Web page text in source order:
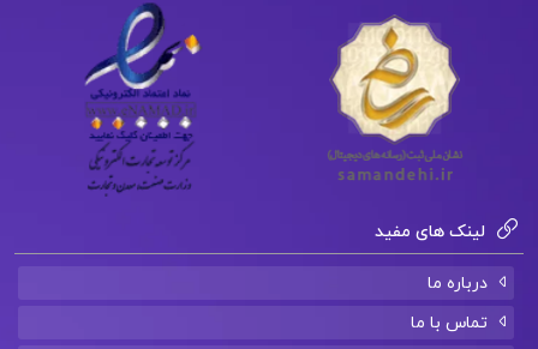
لینک های مفید
درباره ما
تماس با ما